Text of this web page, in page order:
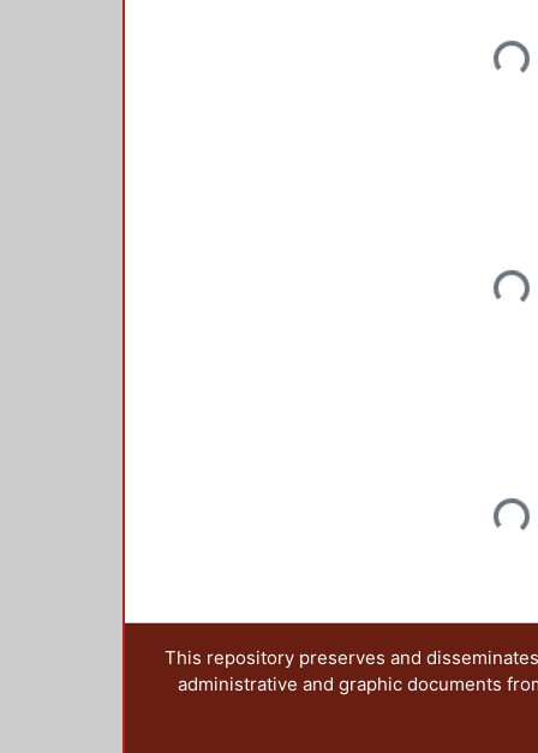
This repository preserves and
administrative and graphic documents